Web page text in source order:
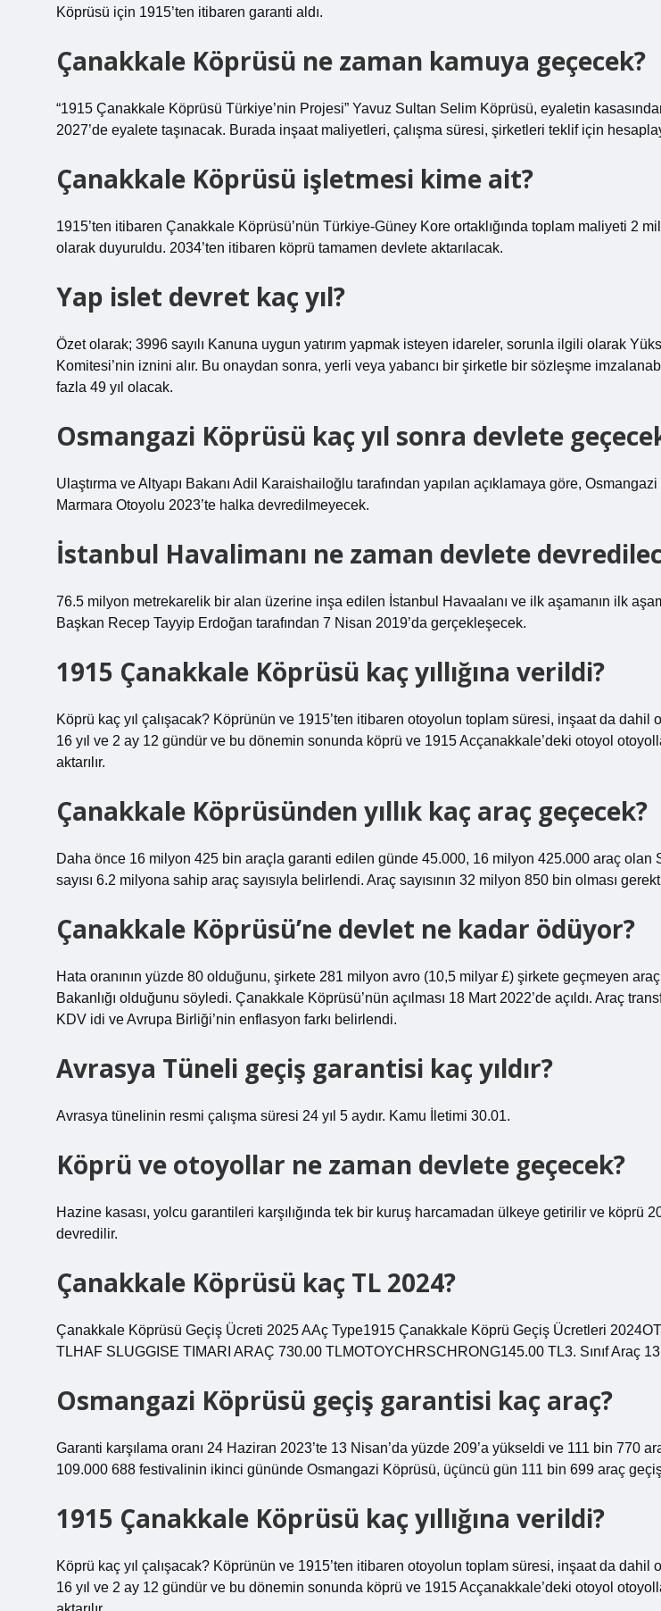
Köprüsü için 1915’ten itibaren garanti aldı.
Çanakkale Köprüsü ne zaman kamuya geçecek?
“1915 Çanakkale Köprüsü Türkiye’nin Projesi” Yavuz Sultan Selim Köprüsü, eyaletin
2027’de eyalete taşınacak. Burada inşaat maliyetleri, çalışma süresi, şirketleri teklif için
Çanakkale Köprüsü işletmesi kime ait?
1915’ten itibaren Çanakkale Köprüsü’nün Türkiye-Güney Kore ortaklığında toplam maliyeti 2
olarak duyuruldu. 2034’ten itibaren köprü tamamen devlete aktarılacak.
Yap islet devret kaç yıl?
Özet olarak; 3996 sayılı Kanuna uygun yatırım yapmak isteyen idareler, sorunla ilgili olarak
Komitesi’nin iznini alır. Bu onaydan sonra, yerli veya yabancı bir şirketle bir sözleşme
fazla 49 yıl olacak.
Osmangazi Köprüsü kaç yıl sonra devlete
Ulaştırma ve Altyapı Bakanı Adil Karaishailoğlu tarafından yapılan açıklamaya göre,
Marmara Otoyolu 2023’te halka devredilmeyecek.
İstanbul Havalimanı ne zaman devlete
76.5 milyon metrekarelik bir alan üzerine inşa edilen İstanbul Havaalanı ve ilk aşamanın ilk
Başkan Recep Tayyip Erdoğan tarafından 7 Nisan 2019’da gerçekleşecek.
1915 Çanakkale Köprüsü kaç yıllığına verildi?
Köprü kaç yıl çalışacak? Köprünün ve 1915’ten itibaren otoyolun toplam süresi, inşaat da dahil
16 yıl ve 2 ay 12 gündür ve bu dönemin sonunda köprü ve 1915 Acçanakkale’deki otoyol
aktarılır.
Çanakkale Köprüsünden yıllık kaç araç geçecek?
Daha önce 16 milyon 425 bin araçla garanti edilen günde 45.000, 16 milyon 425.000 araç olan
sayısı 6.2 milyona sahip araç sayısıyla belirlendi. Araç sayısının 32 milyon 850 bin olması
Çanakkale Köprüsü’ne devlet ne kadar ödüyor?
Hata oranının yüzde 80 olduğunu, şirkete 281 milyon avro (10,5 milyar £) şirkete geçmeyen
Bakanlığı olduğunu söyledi. Çanakkale Köprüsü’nün açılması 18 Mart 2022’de açıldı. Araç
KDV idi ve Avrupa Birliği’nin enflasyon farkı belirlendi.
Avrasya Tüneli geçiş garantisi kaç yıldır?
Avrasya tünelinin resmi çalışma süresi 24 yıl 5 aydır. Kamu İletimi 30.01.
Köprü ve otoyollar ne zaman devlete geçecek?
Hazine kasası, yolcu garantileri karşılığında tek bir kuruş harcamadan ülkeye getirilir ve köprü
devredilir.
Çanakkale Köprüsü kaç TL 2024?
Çanakkale Köprüsü Geçiş Ücreti 2025 AAç Type1915 Çanakkale Köprü Geçiş Ücretleri
TLHAF SLUGGISE TIMARI ARAÇ 730.00 TLMOTOYCHRSCHRONG145.00 TL3. Sınıf Araç
Osmangazi Köprüsü geçiş garantisi kaç araç?
Garanti karşılama oranı 24 Haziran 2023’te 13 Nisan’da yüzde 209’a yükseldi ve 111 bin 770
109.000 688 festivalinin ikinci gününde Osmangazi Köprüsü, üçüncü gün 111 bin 699 araç
1915 Çanakkale Köprüsü kaç yıllığına verildi?
Köprü kaç yıl çalışacak? Köprünün ve 1915’ten itibaren otoyolun toplam süresi, inşaat da dahil
16 yıl ve 2 ay 12 gündür ve bu dönemin sonunda köprü ve 1915 Acçanakkale’deki otoyol